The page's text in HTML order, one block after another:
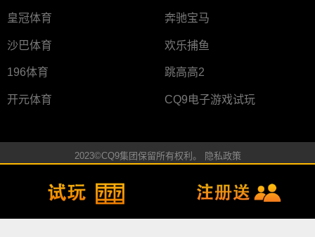
皇冠体育
沙巴体育
196体育
开元体育
奔驰宝马
欢乐捕鱼
跳高高2
CQ9电子游戏试玩
2023©CQ9集团保留所有权利。 隐私政策​